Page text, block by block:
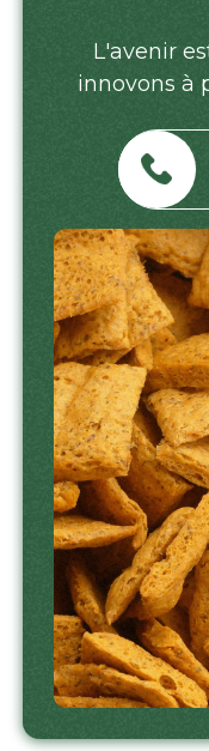
L'avenir
innovons à